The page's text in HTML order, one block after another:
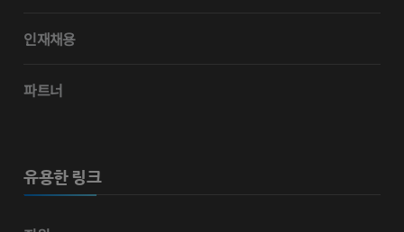
인재채용
파트너
유용한 링크